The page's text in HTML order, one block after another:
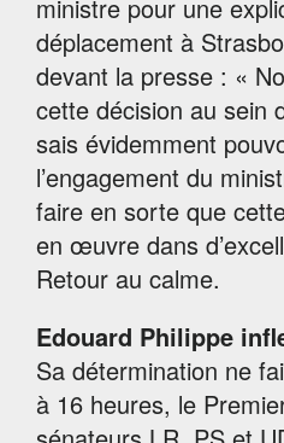
ministre pour une
déplacement à
devant la presse : «
cette décision au sein
sais évidemment
l’engagement du
faire en sorte que
en œuvre dans
Retour au calme.
Edouard Philippe
Sa détermination ne
à 16 heures, le